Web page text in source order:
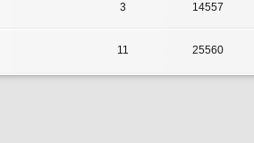
3 14557
11 25560